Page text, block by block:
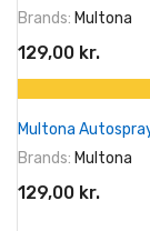
Brands: Multona
129,00 kr.
Multona
Brands: Multona
129,00 kr.